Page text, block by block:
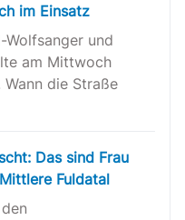
im Einsatz
Wolfsanger und
am Mittwoch
die Straße
Das sind Frau
Fuldatal